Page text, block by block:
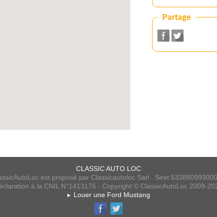
Partage
CLASSIC AUTO LOC
est proposé par Classicautoloc Sarl . Siret
à la CNIL N°1413176 - Copyright © ClassicAutoLoc 2009-
► Louer une Ford Mustang